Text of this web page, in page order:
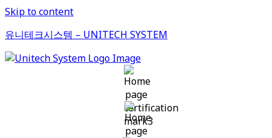
Skip to content
유니테크시스템 – UNITECH SYSTEM